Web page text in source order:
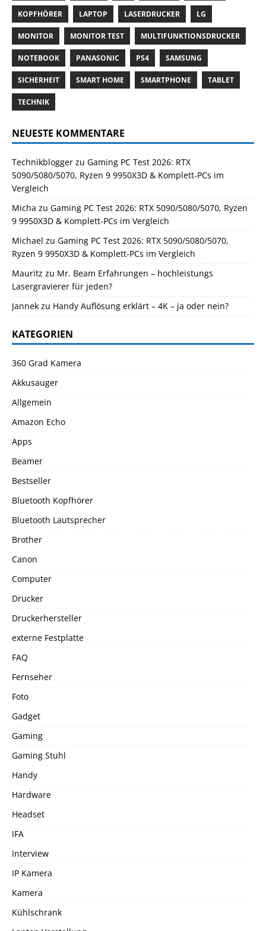
KOPFHÖRER LAPTOP LASERDRUCKER LG
MONITOR MONITOR TEST MULTIFUNKTIONSDRUCKER
NOTEBOOK PANASONIC PS4 SAMSUNG
SICHERHEIT SMART HOME SMARTPHONE TABLET
TECHNIK
NEUESTE KOMMENTARE
Technikblogger zu Gaming PC Test 2026: RTX
5090/5080/5070, Ryzen 9 9950X3D & Komplett-PCs im
Vergleich
Micha zu Gaming PC Test 2026: RTX 5090/5080/5070, Ryzen
9 9950X3D & Komplett-PCs im Vergleich
Michael zu Gaming PC Test 2026: RTX 5090/5080/5070,
Ryzen 9 9950X3D & Komplett-PCs im Vergleich
Mauritz zu Mr. Beam Erfahrungen – hochleistungs
Lasergravierer für jeden?
Jannek zu Handy Auflösung erklärt – 4K – ja oder nein?
KATEGORIEN
360 Grad Kamera
Akkusauger
Allgemein
Amazon Echo
Apps
Beamer
Bestseller
Bluetooth Kopfhörer
Bluetooth Lautsprecher
Brother
Canon
Computer
Drucker
Druckerhersteller
externe Festplatte
FAQ
Fernseher
Foto
Gadget
Gaming
Gaming Stuhl
Handy
Hardware
Headset
IFA
Interview
IP Kamera
Kamera
Kühlschrank